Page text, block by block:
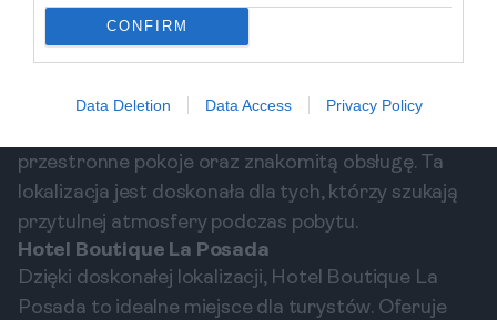
CONFIRM
Data Deletion Data Access Privacy Policy
Rekomendacje gości są znakomite, a lokalizacja
jest idealna do zwiedzania miasta.
La Selenita to urokliwy hotel butikowy, który łączy
przestronne pokoje oraz znakomitą obsługę. Ta
lokalizacja jest doskonała dla tych, którzy szukają
przytulnej atmosfery podczas pobytu.
Hotel Boutique La Posada
Dzięki doskonałej lokalizacji, Hotel Boutique La
Posada to idealne miejsce dla turystów. Oferuje